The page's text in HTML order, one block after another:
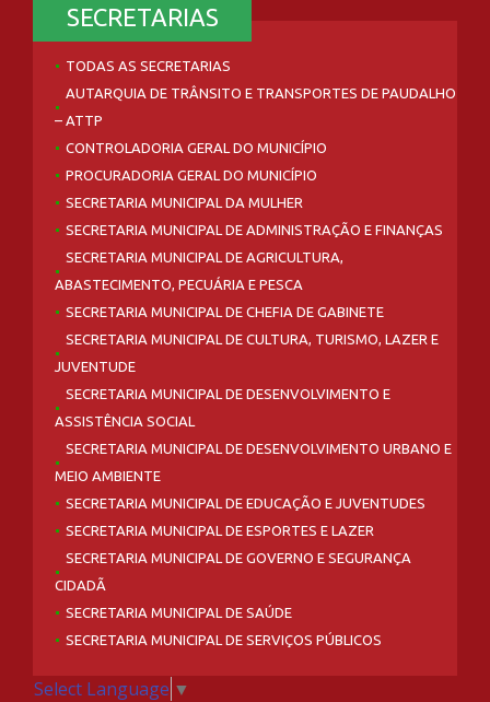
SECRETARIAS
TODAS AS SECRETARIAS
AUTARQUIA DE TRÂNSITO E TRANSPORTES DE PAUDALHO
– ATTP
CONTROLADORIA GERAL DO MUNICÍPIO
PROCURADORIA GERAL DO MUNICÍPIO
SECRETARIA MUNICIPAL DA MULHER
SECRETARIA MUNICIPAL DE ADMINISTRAÇÃO E FINANÇAS
SECRETARIA MUNICIPAL DE AGRICULTURA,
ABASTECIMENTO, PECUÁRIA E PESCA
SECRETARIA MUNICIPAL DE CHEFIA DE GABINETE
SECRETARIA MUNICIPAL DE CULTURA, TURISMO, LAZER E
JUVENTUDE
SECRETARIA MUNICIPAL DE DESENVOLVIMENTO E
ASSISTÊNCIA SOCIAL
SECRETARIA MUNICIPAL DE DESENVOLVIMENTO URBANO E
MEIO AMBIENTE
SECRETARIA MUNICIPAL DE EDUCAÇÃO E JUVENTUDES
SECRETARIA MUNICIPAL DE ESPORTES E LAZER
SECRETARIA MUNICIPAL DE GOVERNO E SEGURANÇA
CIDADÃ
SECRETARIA MUNICIPAL DE SAÚDE
SECRETARIA MUNICIPAL DE SERVIÇOS PÚBLICOS
Select Language ▼